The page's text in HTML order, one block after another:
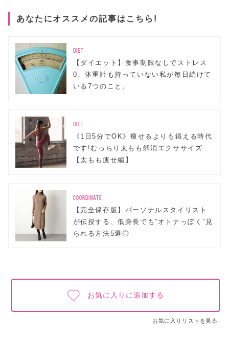
あなたにオススメの記事はこちら!
DIET
【ダイエット】食事制限なしでストレス
0。体重計も持っていない私が毎日続けて
いる7つのこと。
DIET
《1日5分でOK》痩せるよりも鍛える時代
です!むっちり太もも解消エクササイズ
【太もも痩せ編】
COORDINATE
【完全保存版】パーソナルスタイリスト
が伝授する、低身長でも”オトナっぽく”見
られる方法5選◎
お気に入りに追加する
お気に入りリストを見る